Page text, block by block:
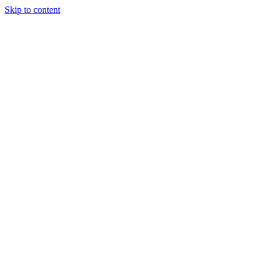
Skip to content